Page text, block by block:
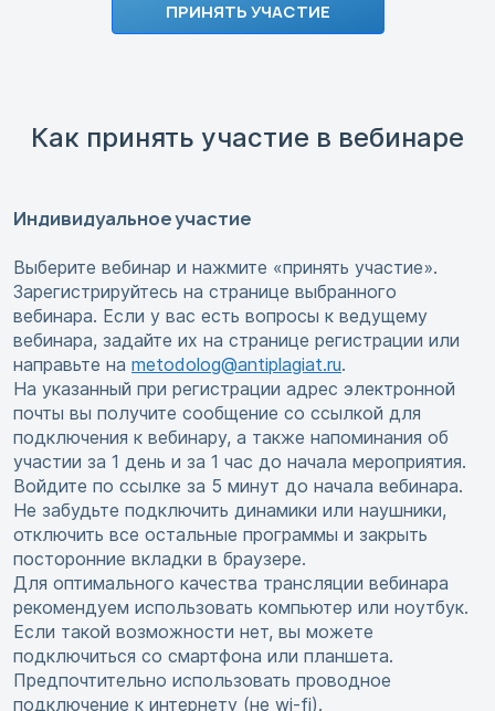
ПРИНЯТЬ УЧАСТИЕ
Как принять участие в вебинаре
Индивидуальное участие
Выберите вебинар и нажмите «принять участие».
Зарегистрируйтесь на странице выбранного
вебинара. Если у вас есть вопросы к ведущему
вебинара, задайте их на странице регистрации или
направьте на metodolog@antiplagiat.ru.
На указанный при регистрации адрес электронной
почты вы получите сообщение со ссылкой для
подключения к вебинару, а также напоминания об
участии за 1 день и за 1 час до начала мероприятия.
Войдите по ссылке за 5 минут до начала вебинара.
Не забудьте подключить динамики или наушники,
отключить все остальные программы и закрыть
посторонние вкладки в браузере.
Для оптимального качества трансляции вебинара
рекомендуем использовать компьютер или ноутбук.
Если такой возможности нет, вы можете
подключиться со смартфона или планшета.
Предпочтительно использовать проводное
подключение к интернету (не wi-fi).